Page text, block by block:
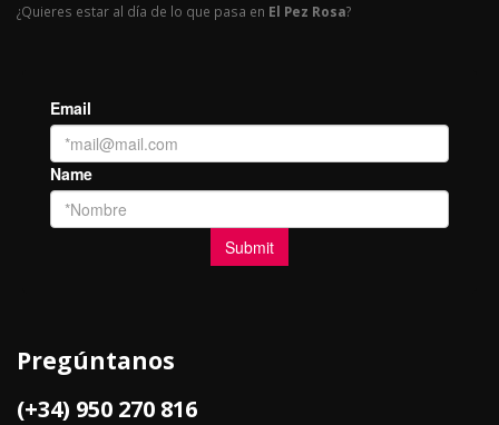
¿Quieres estar al día de lo que pasa en El Pez Rosa?
Pregúntanos
(+34) 950 270 816